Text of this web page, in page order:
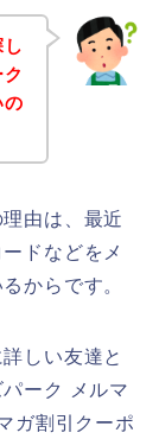
の
由は、最近
ドなどをメ
からです。
しい友達と
ーク メルマ
ガ割引クーポ